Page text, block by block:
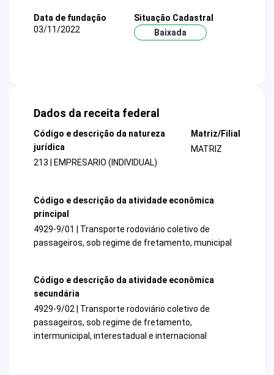
Data de fundação
03/11/2022
Situação Cadastral
Baixada
Dados da receita federal
Código e descrição da natureza
jurídica
213 | EMPRESARIO (INDIVIDUAL)
Matriz/Filial
MATRIZ
Código e descrição da atividade econômica
principal
4929-9/01 | Transporte rodoviário coletivo de
passageiros, sob regime de fretamento, municipal
Código e descrição da atividade econômica
secundária
4929-9/02 | Transporte rodoviário coletivo de
passageiros, sob regime de fretamento,
intermunicipal, interestadual e internacional